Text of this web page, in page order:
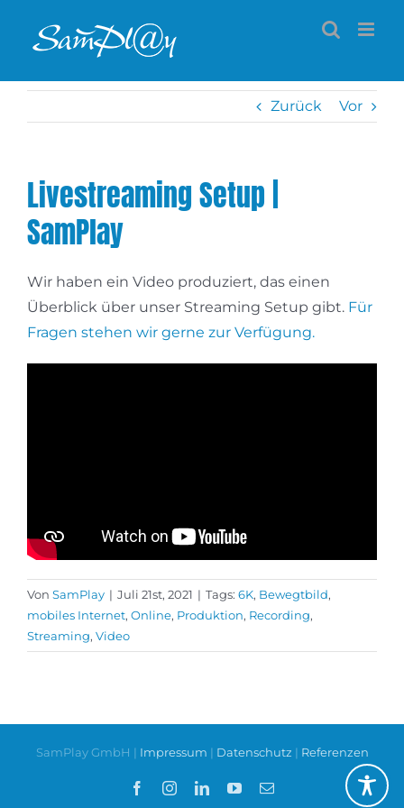
Inhalt
Zurück Vor
Livestreaming Setup |
SamPlay
Wir haben ein Video produziert, das einen
Überblick über unser Streaming Setup gibt. Für
Fragen stehen wir gerne zur Verfügung.
Von SamPlay | Juli 21st, 2021 | Tags: 6K, Bewegtbild,
mobiles Internet, Online, Produktion, Recording,
Streaming, Video
SamPlay GmbH | Impressum | Datenschutz | Referenzen
FacebookInstagramLinkedInYouTube
E-